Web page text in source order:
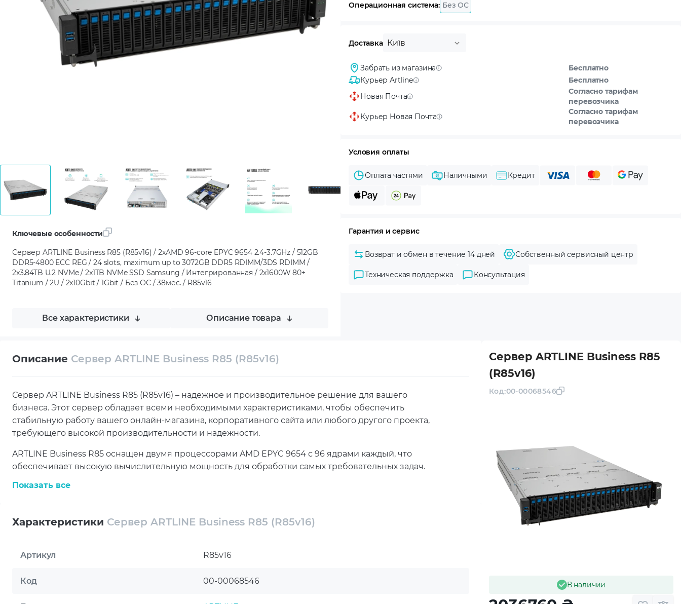
Ключевые особенности
Сервер ARTLINE Business R85 (R85v16) / 2xAMD 96-core EPYC 9654 2.4-3.7GHz / 512GB
DDR5-4800 ECC REG / 24 slots, maximum up to 3072GB DDR5 RDIMM/3DS RDIMM /
2x3.84TB U.2 NVMe / 2x1TB NVMe SSD Samsung / Интегрированная / 2x1600W 80+
Titanium / 2U / 2х10Gbit / 1Gbit / Без ОС / 38мес. / R85v16
Все характеристики Описание товара
Операционная система: Без ОС
Доставка Київ
Забрать из магазина
Бесплатно
Курьер Artline
Бесплатно
Новая Почта
Согласно тарифам
перевозчика
Курьер Новая Почта
Согласно тарифам
перевозчика
Условия оплаты
Оплата частями Наличными Кредит
Гарантия и сервис
Возврат и обмен в течение 14 дней Собственный сервисный центр
Техническая поддержка Консультация
Описание Сервер ARTLINE Business R85 (R85v16)
Сервер ARTLINE Business R85 (R85v16) – надежное и производительное решение для вашего
бизнеса. Этот сервер обладает всеми необходимыми характеристиками, чтобы обеспечить
стабильную работу вашего онлайн-магазина, корпоративного сайта или любого другого проекта,
требующего высокой производительности и надежности.
ARTLINE Business R85 оснащен двумя процессорами AMD EPYC 9654 с 96 ядрами каждый, что
обеспечивает высокую вычислительную мощность для обработки самых требовательных задач.
сокращают время загрузки приложений и файлов. Модель материнской платы RS720A
оптимальное охлаждение компонентов и хорошую вентиляцию.
и стабильную передачу данных по сети. С дополнительными опциями, такими как гарантийный
Показать все
Характеристики Сервер ARTLINE Business R85 (R85v16)
Артикул R85v16
Код 00-00068546
Сервер ARTLINE Business R85
(R85v16)
Код:00-00068546
В наличии